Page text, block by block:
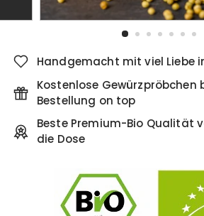
Handgemacht mit viel Liebe
Kostenlose Gewürzpröbchen
Bestellung on top
Beste Premium-Bio Qualität
die Dose